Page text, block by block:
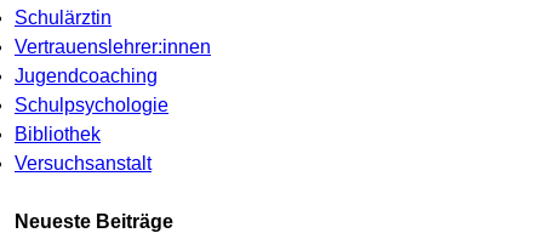
Schulärztin
Vertrauenslehrer:innen
Jugendcoaching
Schulpsychologie
Bibliothek
Versuchsanstalt
Neueste Beiträge